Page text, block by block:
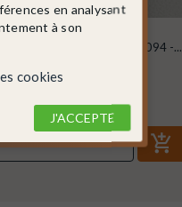
Ref. 254480812
intérieur ROCO coffret 72094 -...
DÉTAIL
en analysant
à son
cookies
J'ACCEPTE